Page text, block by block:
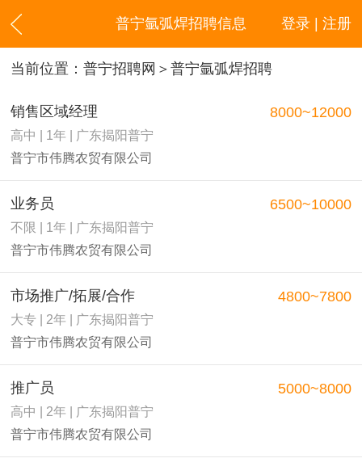
登录 | 注册
普宁氩弧焊招聘信息
当前位置： 普宁招聘网 ＞普宁氩弧焊招聘
销售区域经理
高中 | 1年 | 广东揭阳普宁
普宁市伟腾农贸有限公司
8000~12000
业务员
不限 | 1年 | 广东揭阳普宁
普宁市伟腾农贸有限公司
6500~10000
市场推广/拓展/合作
大专 | 2年 | 广东揭阳普宁
普宁市伟腾农贸有限公司
4800~7800
推广员
高中 | 2年 | 广东揭阳普宁
普宁市伟腾农贸有限公司
5000~8000